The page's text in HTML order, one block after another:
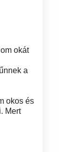
okát
a
okos és
Mert